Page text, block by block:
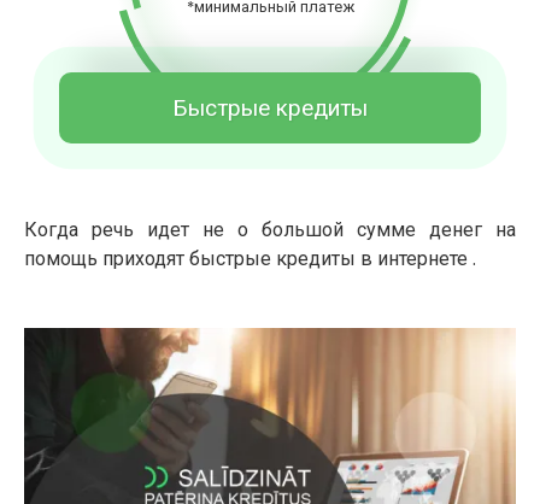
*минимальный платеж
Быстрые кредиты
Когда речь идет не о большой сумме денег на
помощь приходят быстрые кредиты в интернете .